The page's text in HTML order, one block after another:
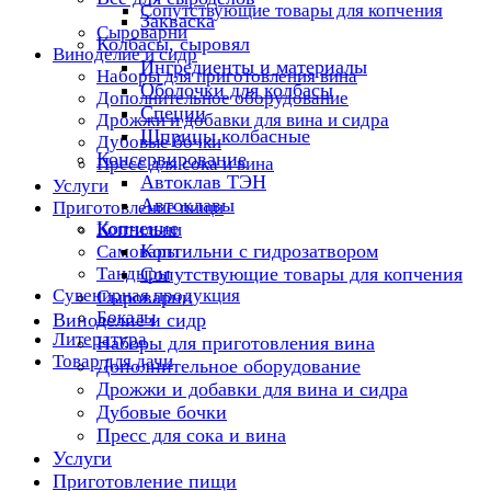
Сопутствующие товары для копчения
Сыроварни
Виноделие и сидр
Наборы для приготовления вина
Дополнительное оборудование
Дрожжи и добавки для вина и сидра
Дубовые бочки
Пресс для сока и вина
Услуги
Приготовление пищи
Коптильни
Самовары
Тандыры
Сувенирная продукция
Бокалы
Литература
Товар для дачи
Закваска
Колбасы, сыровял
Ингредиенты и материалы
Оболочки для колбасы
Специи
Шприцы колбасные
Консервирование
Автоклав ТЭН
Автоклавы
Копчение
Коптильни с гидрозатвором
Сопутствующие товары для копчения
Сыроварни
Виноделие и сидр
Наборы для приготовления вина
Дополнительное оборудование
Дрожжи и добавки для вина и сидра
Дубовые бочки
Пресс для сока и вина
Услуги
Приготовление пищи